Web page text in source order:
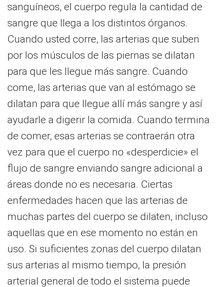
sanguíneos, el cuerpo regula la cantidad de
sangre que llega a los distintos órganos.
Cuando usted corre, las arterias que suben
por los músculos de las piernas se dilatan
para que les llegue más sangre. Cuando
come, las arterias que van al estómago se
dilatan para que llegue allí más sangre y así
ayudarle a digerir la comida. Cuando termina
de comer, esas arterias se contraerán otra
vez para que el cuerpo no «desperdicie» el
flujo de sangre enviando sangre adicional a
áreas donde no es necesaria. Ciertas
enfermedades hacen que las arterias de
muchas partes del cuerpo se dilaten, incluso
aquellas que en ese momento no están en
uso. Si suficientes zonas del cuerpo dilatan
sus arterias al mismo tiempo, la presión
arterial general de todo el sistema puede